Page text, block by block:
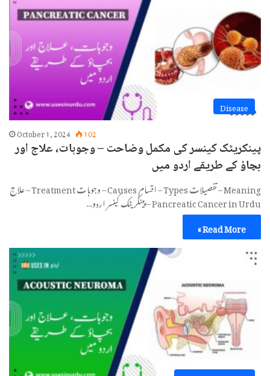
Disease
October 1, 2024 102
پینکریٹک کینسر کی مکمل وضاحت – وجوہات، علاج اور
بچاؤ کے طریقے اردو میں
Meaning – تفصیلات Types – اقسام Causes – وجوہات Treatment – علاج
Pancreatic Cancer in Urdu – پینکریٹک کینسر اردو…
Read More »